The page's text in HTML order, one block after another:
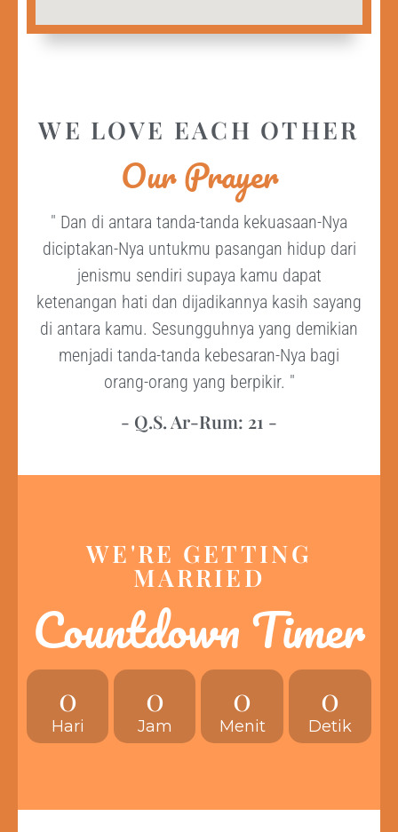
WE LOVE EACH OTHER
Our Prayer
" Dan di antara tanda-tanda kekuasaan-Nya
diciptakan-Nya untukmu pasangan hidup dari
jenismu sendiri supaya kamu dapat
ketenangan hati dan dijadikannya kasih sayang
di antara kamu. Sesungguhnya yang demikian
menjadi tanda-tanda kebesaran-Nya bagi
orang-orang yang berpikir. "
- Q.S. Ar-Rum: 21 -
WE'RE GETTING
MARRIED
Countdown Timer
0
Hari
0
Jam
0
Menit
0
Detik